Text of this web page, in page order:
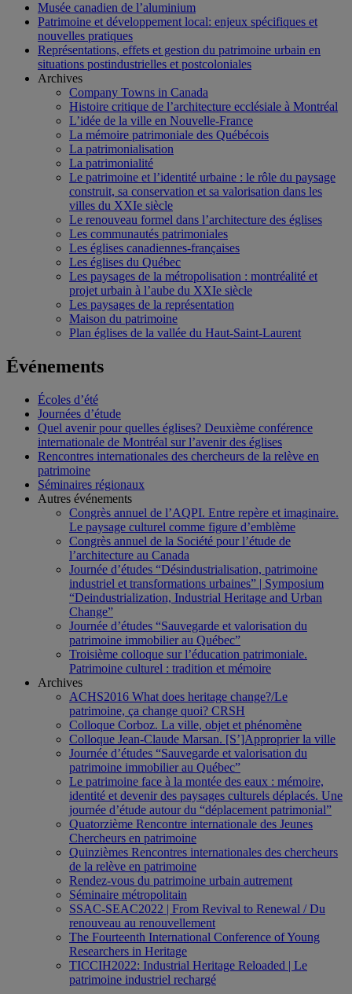
Musée canadien de l’aluminium
Patrimoine et développement local: enjeux spécifiques et
nouvelles pratiques
Représentations, effets et gestion du patrimoine urbain en
situations postindustrielles et postcoloniales
Archives
Company Towns in Canada
Histoire critique de l’architecture ecclésiale à Montréal
L’idée de la ville en Nouvelle-France
La mémoire patrimoniale des Québécois
La patrimonialisation
La patrimonialité
Le patrimoine et l’identité urbaine : le rôle du paysage
construit, sa conservation et sa valorisation dans les
villes du XXIe siècle
Le renouveau formel dans l’architecture des églises
Les communautés patrimoniales
Les églises canadiennes-françaises
Les églises du Québec
Les paysages de la métropolisation : montréalité et
projet urbain à l’aube du XXIe siècle
Les paysages de la représentation
Maison du patrimoine
Plan églises de la vallée du Haut-Saint-Laurent
Événements
Écoles d’été
Journées d’étude
Quel avenir pour quelles églises? Deuxième conférence
internationale de Montréal sur l’avenir des églises
Rencontres internationales des chercheurs de la relève en
patrimoine
Séminaires régionaux
Autres événements
Congrès annuel de l’AQPI. Entre repère et imaginaire.
Le paysage culturel comme figure d’emblème
Congrès annuel de la Société pour l’étude de
l’architecture au Canada
Journée d’études “Désindustrialisation, patrimoine
industriel et transformations urbaines” | Symposium
“Deindustrialization, Industrial Heritage and Urban
Change”
Journée d’études “Sauvegarde et valorisation du
patrimoine immobilier au Québec”
Troisième colloque sur l’éducation patrimoniale.
Patrimoine culturel : tradition et mémoire
Archives
ACHS2016 What does heritage change?/Le
patrimoine, ça change quoi? CRSH
Colloque Corboz. La ville, objet et phénomène
Colloque Jean-Claude Marsan. [S’]Approprier la ville
Journée d’études “Sauvegarde et valorisation du
patrimoine immobilier au Québec”
Le patrimoine face à la montée des eaux : mémoire,
identité et devenir des paysages culturels déplacés. Une
journée d’étude autour du “déplacement patrimonial”
Quatorzième Rencontre internationale des Jeunes
Chercheurs en patrimoine
Quinzièmes Rencontres internationales des chercheurs
de la relève en patrimoine
Rendez-vous du patrimoine urbain autrement
Séminaire métropolitain
SSAC-SEAC2022 | From Revival to Renewal / Du
renouveau au renouvellement
The Fourteenth International Conference of Young
Researchers in Heritage
TICCIH2022: Industrial Heritage Reloaded | Le
patrimoine industriel rechargé